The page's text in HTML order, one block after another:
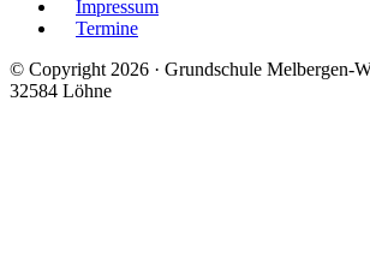
Impressum
Termine
© Copyright 2026 · Grundschule Melbergen-
32584 Löhne